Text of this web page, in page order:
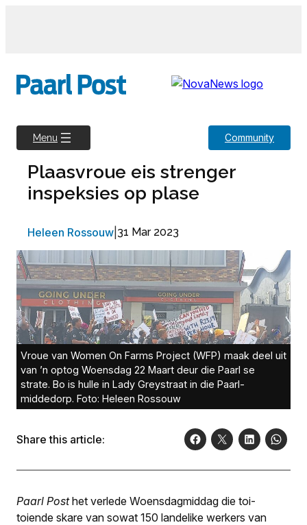
Menu Community
Plaasvroue eis strenger
inspeksies op plase
Heleen Rossouw 31 Mar 2023
Vroue van Women On Farms Project (WFP) maak deel uit
van ’n optog Woensdag 22 Maart deur die Paarl se
strate. Bo is hulle in Lady Greystraat in die Paarl-
middedorp. Foto: Heleen Rossouw
Share this article:
Paarl Posthet verlede Woensdagmiddag die toi-
toiende skare van sowat 150 landelike werkers van